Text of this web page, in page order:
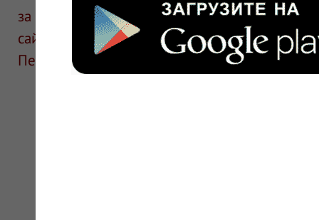
за информацию в отзывах. Описание
сайте для ознакомления и не является
Перед применением необходима